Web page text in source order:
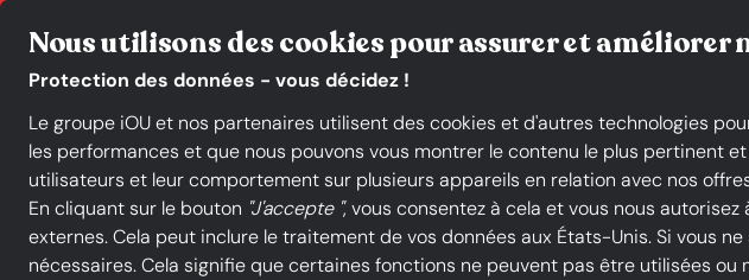
Nous utilisons des cookies pour assurer et améliorer
Protection des données - vous décidez !
Le groupe iOU et nos partenaires utilisent des cookies et d'autres technologies
les performances et que nous pouvons vous montrer le contenu le plus pertinent
utilisateurs et leur comportement sur plusieurs appareils en relation avec nos
En cliquant sur le bouton "J'accepte ", vous consentez à cela et vous nous
externes. Cela peut inclure le traitement de vos données aux États-Unis. Si vous
nécessaires. Cela signifie que certaines fonctions ne peuvent pas être utilisées
Catégories de produits
Acheter à iOU SHOP Textile femmes Tops, T-shirts & Débardeurs